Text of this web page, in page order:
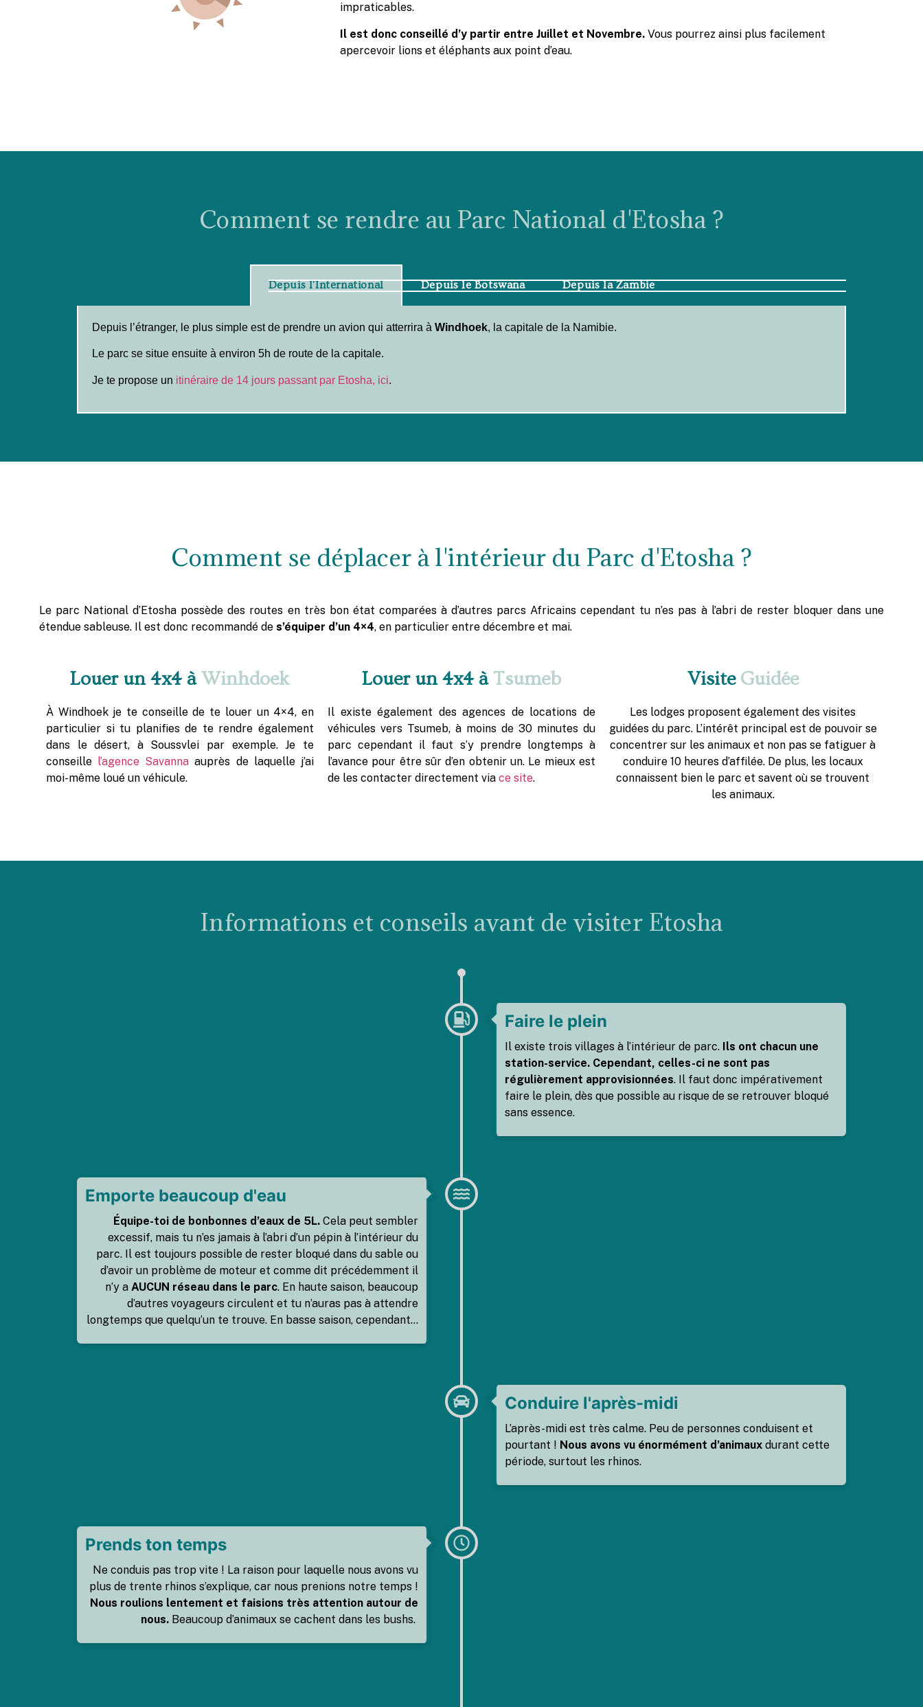
impraticables.
Il est donc conseillé d’y partir entre Juillet et Novembre. Vous pourrez ainsi plus facilement
apercevoir lions et éléphants aux point d’eau.
Comment se rendre au Parc National d'Etosha ?
Depuis l'International Depuis le Botswana Depuis la Zambie
Depuis l’étranger, le plus simple est de prendre un avion qui atterrira à Windhoek, la capitale de la Namibie.
Le parc se situe ensuite à environ 5h de route de la capitale.
Je te propose un itinéraire de 14 jours passant par Etosha, ici.
Comment se déplacer à l'intérieur du Parc d'Etosha ?
Le parc National d’Etosha possède des routes en très bon état comparées à d’autres parcs Africains cependant tu n’es pas à l’abri de rester bloquer dans une
étendue sableuse. Il est donc recommandé de s’équiper d’un 4×4, en particulier entre décembre et mai.
Louer un 4x4 àWinhdoek
À Windhoek je te conseille de te louer un 4×4, en
particulier si tu planifies de te rendre également
dans le désert, à Soussvlei par exemple. Je te
conseille l’agence Savanna auprès de laquelle j’ai
moi-même loué un véhicule.
Louer un 4x4 àTsumeb
Il existe également des agences de locations de
véhicules vers Tsumeb, à moins de 30 minutes du
parc cependant il faut s’y prendre longtemps à
l’avance pour être sûr d’en obtenir un. Le mieux est
de les contacter directement via ce site.
Visite Guidée
Les lodges proposent également des visites
guidées du parc. L’intérêt principal est de pouvoir se
concentrer sur les animaux et non pas se fatiguer à
conduire 10 heures d’affilée. De plus, les locaux
connaissent bien le parc et savent où se trouvent
les animaux.
Informations et conseils avant de visiter Etosha
Faire le plein
Il existe trois villages à l’intérieur de parc. Ils ont chacun une
station-service. Cependant, celles-ci ne sont pas
régulièrement approvisionnées. Il faut donc impérativement
faire le plein, dès que possible au risque de se retrouver bloqué
sans essence.
Emporte beaucoup d'eau
Équipe-toi de bonbonnes d’eaux de 5L. Cela peut sembler
excessif, mais tu n’es jamais à l’abri d’un pépin à l’intérieur du
parc. Il est toujours possible de rester bloqué dans du sable ou
d’avoir un problème de moteur et comme dit précédemment il
n’y a AUCUN réseau dans le parc. En haute saison, beaucoup
d’autres voyageurs circulent et tu n’auras pas à attendre
longtemps que quelqu’un te trouve. En basse saison, cependant…
Conduire l'après-midi
L’après-midi est très calme. Peu de personnes conduisent et
pourtant ! Nous avons vu énormément d’animaux durant cette
période, surtout les rhinos.
Prends ton temps
Ne conduis pas trop vite ! La raison pour laquelle nous avons vu
plus de trente rhinos s’explique, car nous prenions notre temps !
Nous roulions lentement et faisions très attention autour de
nous. Beaucoup d’animaux se cachent dans les bushs.